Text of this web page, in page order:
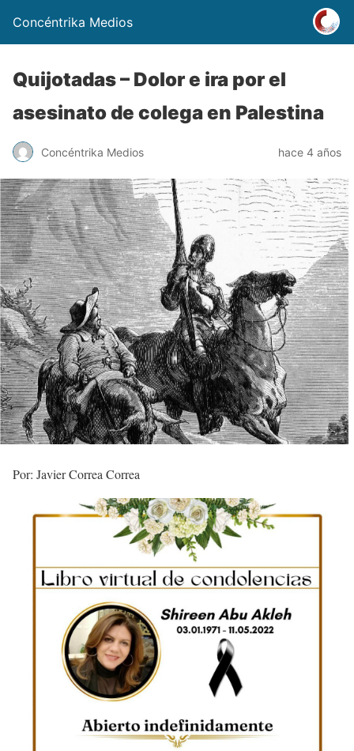
Concéntrika Medios
Quijotadas – Dolor e ira por el
asesinato de colega en Palestina
Concéntrika Medios hace 4 años
Por: Javier Correa Correa